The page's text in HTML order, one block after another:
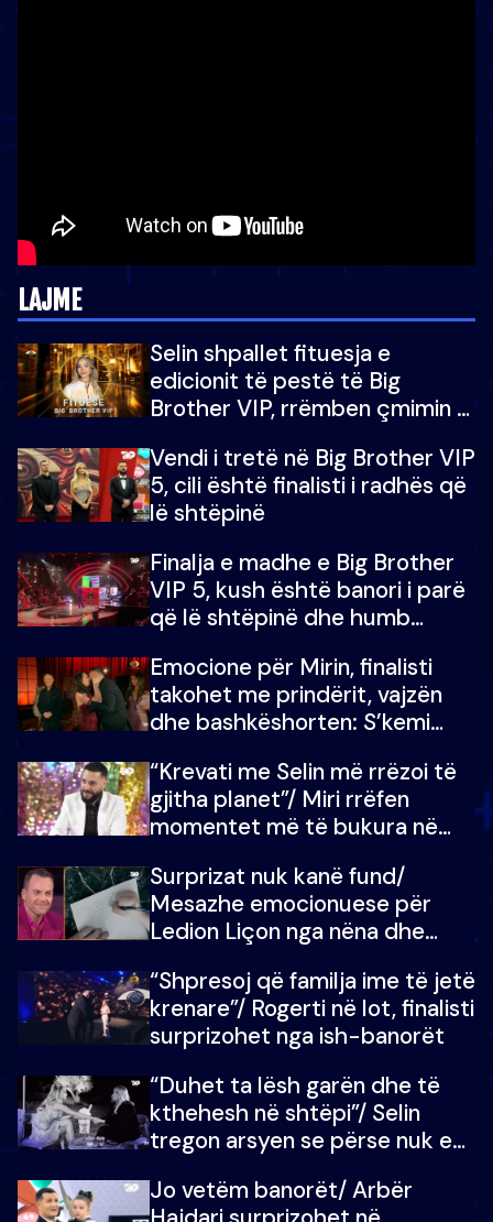
LAJME
Selin shpallet fituesja e
edicionit të pestë të Big
Brother VIP, rrëmben çmimin e
Vendi i tretë në Big Brother VIP
5, cili është finalisti i radhës që
lë shtëpinë
Finalja e madhe e Big Brother
VIP 5, kush është banori i parë
që lë shtëpinë dhe humb
çmimin e madh
Emocione për Mirin, finalisti
takohet me prindërit, vajzën
dhe bashkëshorten: S’kemi
“Krevati me Selin më rrëzoi të
gjitha planet”/ Miri rrëfen
momentet më të bukura në
mungojë zilja e mëngjesit kur…
Surprizat nuk kanë fund/
Mesazhe emocionuese për
Ledion Liçon nga nëna dhe
mban dot lotët: Nuk meritoj…
“Shpresoj që familja ime të jetë
krenare”/ Rogerti në lot, finalisti
surprizohet nga ish-banorët
“Duhet ta lësh garën dhe të
kthehesh në shtëpi”/ Selin
tregon arsyen se përse nuk e
çoja luftën time deri në fund
Jo vetëm banorët/ Arbër